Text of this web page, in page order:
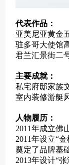
代表作品：
亚美尼亚黄金
驻多哥大使馆
君兰汇景街二
主要成就：
私宅府邸家族
室内装修游艇
人物履历：
2011年成立佛
2011年设立“
奠定了品牌基
2013年设计“